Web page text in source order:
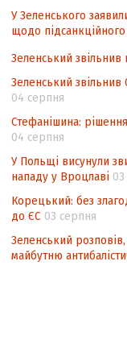
У Зеленського
щодо
Зеленський звільнив
Зеленський
04 серпня
Стефанішина:
04 серпня
У Польщі висунули
нападу у Вроцлаві
Корецький: без
до ЄС 03 серпня
Зеленський
майбутню